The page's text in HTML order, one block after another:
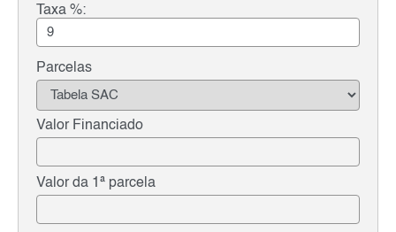
Taxa %:
Parcelas
Valor Financiado
Valor da 1ª parcela